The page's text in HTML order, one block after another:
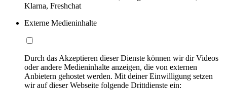
Klarna, Freshchat
Externe Medieninhalte
Durch das Akzeptieren dieser Dienste können wir dir Videos
oder andere Medieninhalte anzeigen, die von externen
Anbietern gehostet werden. Mit deiner Einwilligung setzen
wir auf dieser Webseite folgende Drittdienste ein: